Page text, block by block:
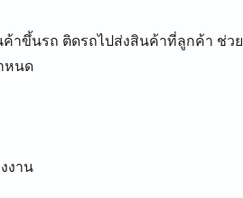
าขึ้นรถ ติดรถไปส่งสินค้าที่ลูกค้า ช่วย
หนด
งาน